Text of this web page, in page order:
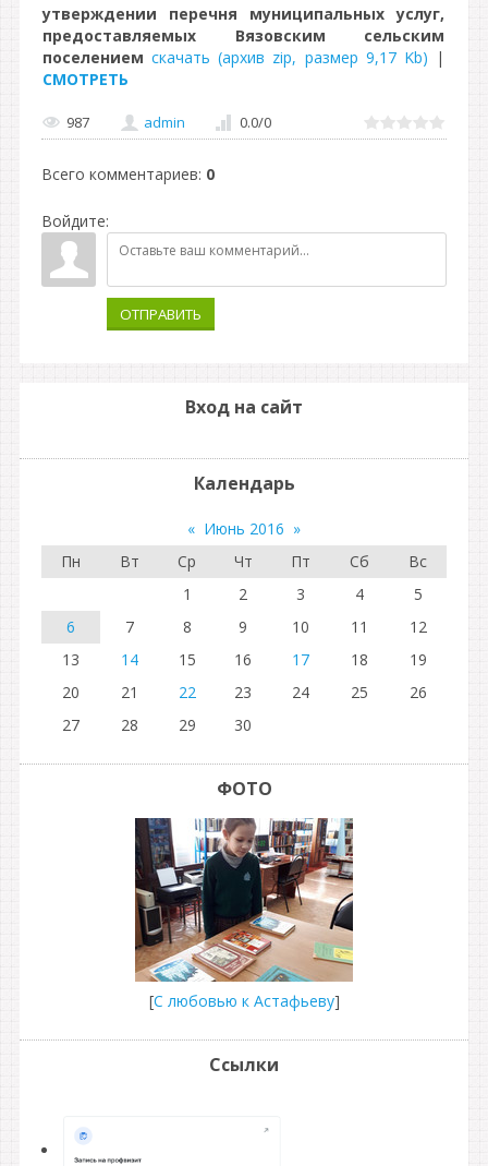
утверждении перечня муниципальных услуг,
предоставляемых Вязовским сельским
поселением скачать (архив zip, размер 9,17 Kb) |
СМОТРЕТЬ
987 admin 0.0/0
Всего комментариев: 0
Войдите:
ОТПРАВИТЬ
Вход на сайт
Календарь
« Июнь 2016 »
Пн
Вт Ср Чт Пт Сб
Вс
1
2 3 4
5
6
7 8 9 10 11
12
13
14 15 16 17 18
19
20
21 22 23 24 25
26
27
28 29 30
ФОТО
[С любовью к Астафьеву]
Ссылки